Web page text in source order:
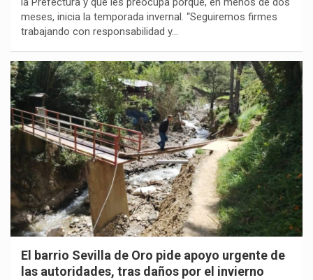
meses, inicia la temporada invernal. “Seguiremos firmes
trabajando con responsabilidad y…
El barrio Sevilla de Oro pide apoyo urgente de
las autoridades, tras daños por el invierno